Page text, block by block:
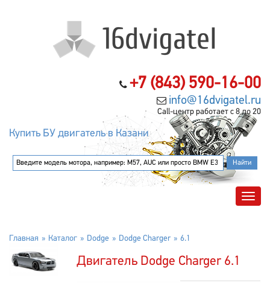
+7 (843) 590-16-00
info@16dvigatel.ru
Call-центр работает с 8 до 20
Купить БУ двигатель в Казани
Главная Каталог Dodge Dodge Charger 6.1
Двигатель Dodge Charger 6.1